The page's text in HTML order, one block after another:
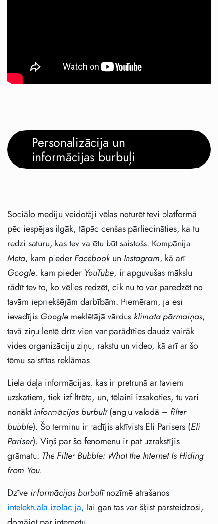
Personalizācija un
informācijas burbuļi
Sociālo mediju veidotāji vēlas noturēt tevi platformā
pēc iespējas ilgāk, tāpēc cenšas pārliecināties, ka tu
redzi saturu, kas tev varētu būt saistošs. Kompānija
Meta, kam pieder Facebook un Instagram, kā arī
Google, kam pieder YouTube, ir apguvušas mākslu
rādīt tev to, ko vēlies redzēt, cik nu to var paredzēt no
tavām iepriekšējām darbībām. Piemēram, ja esi
ievadījis Google meklētājā vārdusklimata pārmaiņas,
tavā ziņu lentē drīz vien var parādīties daudz vairāk
vides organizāciju ziņu, rakstu un video, kā arī ar šo
tēmu saistītas reklāmas.
Liela daļa informācijas, kas ir pretrunā ar taviem
uzskatiem, tiek izfiltrēta, un, tēlaini izsakoties, tu vari
nonāktinformācijas burbulī(angļu valodā – filter
bubble). Šo terminu ir radījis aktīvists Eli Parisers (Eli
Pariser). Viņš par šo fenomenu ir pat uzrakstījis
grāmatu: The Filter Bubble: What the Internet Is Hiding
from You.
Dzīve informācijas burbulīnozīmē atrašanos
intelektuālā izolācijā, lai gan tas var šķist pārsteidzoši,